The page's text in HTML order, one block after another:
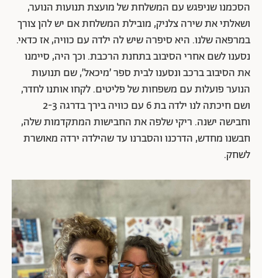
הסכמנו שניפגש עם המשלחת של מועצת תנועות הנוער,
ושאלתי את שירה צלניק, מובילת המשלחת אם יש להן צורך
במרפאה שלנו. היא סיפרה שיש לה ילדה עם כוויה, אז כדאי.
נסענו לשם אחרי הסיבוב בתחנת הרכבת. וכך היה, סיימנו
את הסיבוב ברכב ונסענו לבית ספר ׳מיכאל׳, שם תנועות
הנוער פועלות עם משפחות של פליטים. לקחו אותנו לחדר,
ושם חיכתה לנו ילדה בת 6 עם כוויה בירך בדרגה 2-3
וחבישה ישנה. ריקי שלפה את החבישות המתקדמות שלה,
חבשנו מחדש, הדרכנו והסברנו עד שהילדה ירדה מאושרת
לשחק.